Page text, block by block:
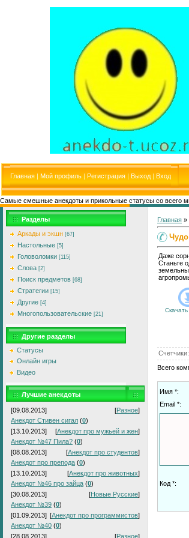
Главная | Мой профиль | Регистрация | Выход | Вход
Самые смешные анекдоты и прикольные статусы со всего
Разделы
Аркады и экшн [67]
Настольные [5]
Головоломки [115]
Слова [2]
Поиск предметов [68]
Стратегии [15]
Другие [4]
Многопользовательские [21]
Другие разделы
Статусы
Онлайн игры
Видео
Лучшие анекдоты
[09.08.2013] [Разное]
Анекдот Стивен сигал (0)
[13.10.2013]
[Анекдот про мужьей и жен]
Анекдот №47 Пила? (0)
[08.08.2013]
[Анекдот про студентов]
Анекдот про препода (0)
[13.10.2013]
[Анекдот про животных]
Анекдот №46 про зайца (0)
[30.08.2013]
[Новые Русские]
Анекдот №39 (0)
[01.09.2013] [Анекдот про программистов]
Анекдот №40 (0)
[28.08.2013]
[Разное]
Главная »
Даже
Станьте
Счетчики:
Всего
Имя *:
Email *:
Код *: